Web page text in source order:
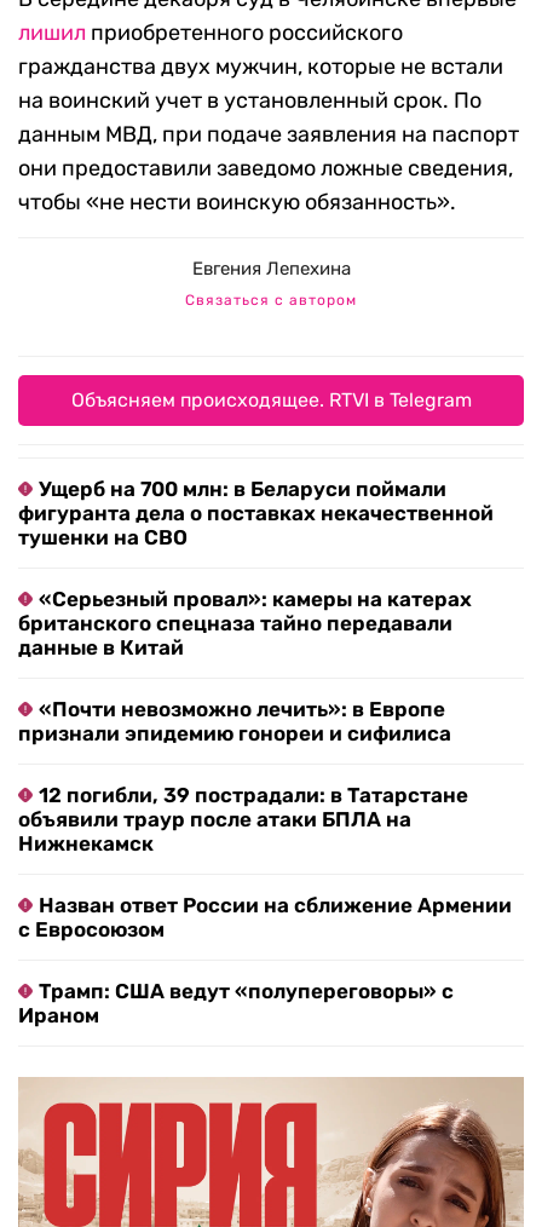
лишил приобретенного российского
гражданства двух мужчин, которые не встали
на воинский учет в установленный срок. По
данным МВД, при подаче заявления на паспорт
они предоставили заведомо ложные сведения,
чтобы «не нести воинскую обязанность».
Евгения Лепехина
Связаться с автором
Объясняем происходящее. RTVI в Telegram
Ущерб на 700 млн: в Беларуси поймали
фигуранта дела о поставках некачественной
тушенки на СВО
«Серьезный провал»: камеры на катерах
британского спецназа тайно передавали
данные в Китай
«Почти невозможно лечить»: в Европе
признали эпидемию гонореи и сифилиса
12 погибли, 39 пострадали: в Татарстане
объявили траур после атаки БПЛА на
Нижнекамск
Назван ответ России на сближение Армении
с Евросоюзом
Трамп: США ведут «полупереговоры» с
Ираном